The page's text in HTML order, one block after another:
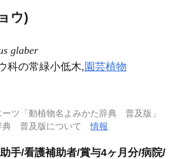
ウ)
glaber
科の常緑小低木, 園芸植物
ーツ「動植物名よみかた辞典 普及版」
典 普及版について情報
手/看護補助者/賞与4ヶ月分/病院/